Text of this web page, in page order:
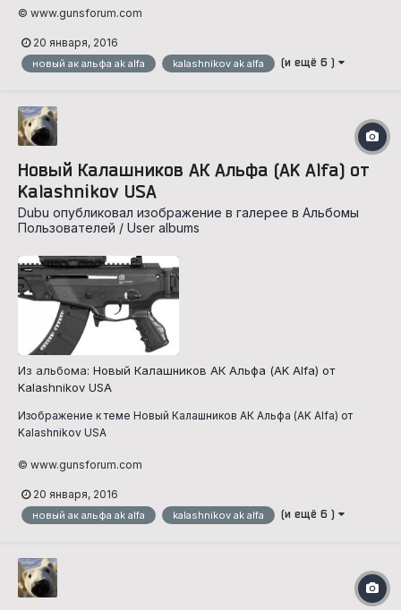
© www.gunsforum.com
20 января, 2016
новый ак альфа ak alfa kalashnikov ak alfa (и ещё 6 )
Новый Калашников АК Альфа (AK Alfa) от
Kalashnikov USA
Dubu опубликовал изображение в галерее в Альбомы
Пользователей / User albums
Из альбома: Новый Калашников АК Альфа (AK Alfa) от
Kalashnikov USA
Изображение к теме Новый Калашников АК Альфа (AK Alfa) от
Kalashnikov USA
© www.gunsforum.com
20 января, 2016
новый ак альфа ak alfa kalashnikov ak alfa (и ещё 6 )